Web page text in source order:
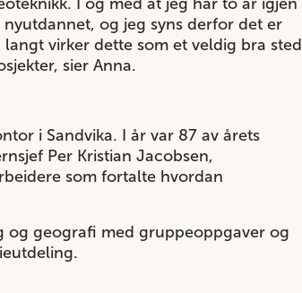
og jeg syns derfor det er
virker dette som et veldig bra sted
sier Anna.
i Sandvika. I år var 87 av årets
Per Kristian Jacobsen,
som fortalte hvordan
og geografi med gruppeoppgaver og